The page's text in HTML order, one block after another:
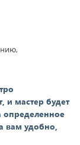
и мастер будет
определенное
вам удобно,